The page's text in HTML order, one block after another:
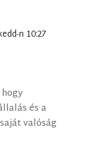
n 10:27
és a
valóság